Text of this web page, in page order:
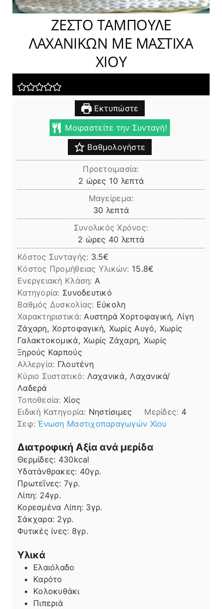
ΖΕΣΤΟ ΤΑΜΠΟΥΛΕ
ΛΑΧΑΝΙΚΩΝ ΜΕ ΜΑΣΤΙΧΑ
ΧΙΟΥ
Εκτυπώστε
Μοιραστείτε την Συνταγή!
Βαθμολογήστε
Προετοιμασία:
2 ώρες
ώρες 10 λεπτά
λεπτά
Μαγείρεμα:
30 λεπτά
λεπτά
Συνολικός Χρόνος:
2 ώρες
ώρες 40 λεπτά
λεπτά
Κόστος Συνταγής: 3.5€
Kόστος Προμήθειας Υλικών: 15.8
Ενεργειακή Κλάση: A
Κατηγορία: Συνοδευτικό
Βαθμός Δυσκολίας: Εύκολη
Χαρακτηριστικά: Αυστηρά Χορτοφαγική, Λίγη
Ζάχαρη, Χορτοφαγική, Χωρίς Αυγό, Χωρίς
Γαλακτοκομικά, Χωρίς Ζάχαρη, Χωρίς
Ξηρούς Καρπούς
Αλλεργία: Γλουτένη
Kύριο Συστατικό: Λαχανικά, Λαχανικά/
Λαδερά
Τοποθεσία: Χίος
Ειδική Κατηγορία: Νηστίσιμες Μερίδες: 4
Σεφ:Ένωση Μαστιχοπαραγωγών Χίου
Διατροφική Αξία ανά μερίδα
Θερμίδες: 430kcal
Υδατάνθρακες: 40γρ.
Πρωτεΐνες: 7γρ.
Λίπη
Λίπη: 24γρ.
Κορεσμένα Λίπη: 3γρ.
Σάκχαρα: 2γρ.
Φυτικές ίνες: 8γρ.
Υλικά
Ελαιόλαδο
Καρότο
Κολοκυθάκι
Πιπεριά